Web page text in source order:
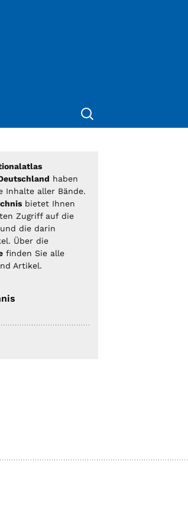
Suchen
nach:
haben
Inhalte aller Bände.
bietet Ihnen
Zugriff auf die
die darin
Über die
finden Sie alle
Artikel.